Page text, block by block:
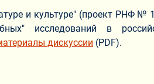
и культуре" (проект РНФ №
исследований в
дискуссии (PDF).